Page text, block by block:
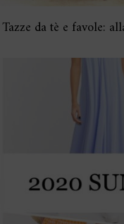
Tazze da tè e favole: